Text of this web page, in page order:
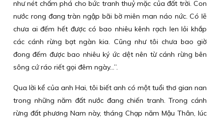
như nét chấm phá cho bức tranh thuỷ mặc của đất trời. Con
nước rong đang tràn ngập bãi bờ miên man náo nức. Có lẽ
chưa ai đếm hết được có bao nhiêu kênh rạch len lỏi khắp
các cánh rừng bạt ngàn kia. Cũng như tôi chưa bao giờ
đong đếm được bao nhiêu ký ức dệt nên từ cánh rừng bên
sông cứ ráo riết gọi đêm ngày…”.
Qua lời kể của anh Hai, tôi biết anh có một tuổi thơ gian nan
trong những năm đất nước đang chiến tranh. Trong cánh
rừng đất phương Nam này, tháng Chạp năm Mậu Thân, lúc